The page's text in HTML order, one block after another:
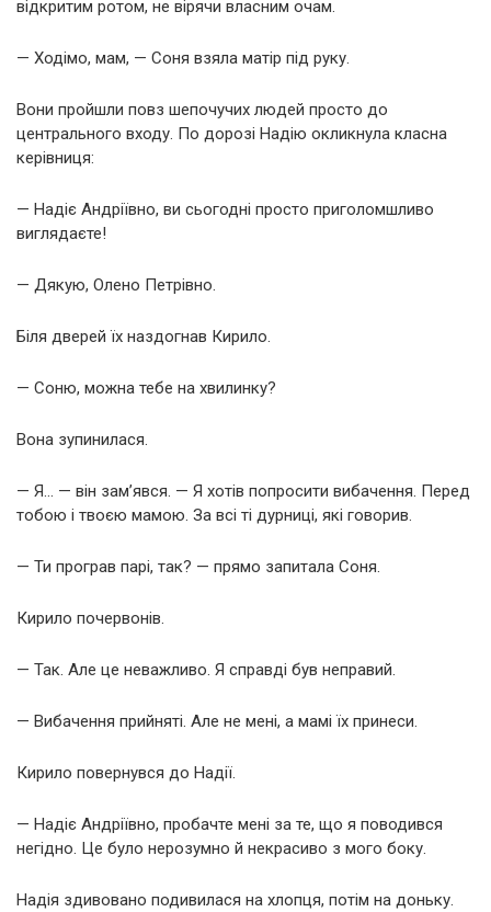
відкритим ротом, не вірячи власним очам.
— Ходімо, мам, — Соня взяла матір під руку.
Вони пройшли повз шепочучих людей просто до
центрального входу. По дорозі Надію окликнула класна
керівниця:
— Надіє Андріївно, ви сьогодні просто приголомшливо
виглядаєте!
— Дякую, Олено Петрівно.
Біля дверей їх наздогнав Кирило.
— Соню, можна тебе на хвилинку?
Вона зупинилася.
— Я… — він зам’явся. — Я хотів попросити вибачення. Перед
тобою і твоєю мамою. За всі ті дурниці, які говорив.
— Ти програв парі, так? — прямо запитала Соня.
Кирило почервонів.
— Так. Але це неважливо. Я справді був неправий.
— Вибачення прийняті. Але не мені, а мамі їх принеси.
Кирило повернувся до Надії.
— Надіє Андріївно, пробачте мені за те, що я поводився
негідно. Це було нерозумно й некрасиво з мого боку.
Надія здивовано подивилася на хлопця, потім на доньку.